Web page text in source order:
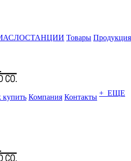
Товары Продукция
купить Компания Контакты + ЕЩЕ